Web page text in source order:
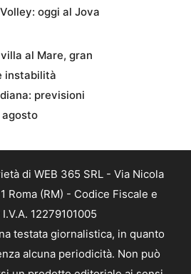
oggi al Jova
al Mare, gran
instabilità
previsioni
agosto
di WEB 365 SRL - Via Nicola
Roma (RM) - Codice Fiscale e
12279101005
testata giornalistica, in quanto
alcuna periodicità. Non può